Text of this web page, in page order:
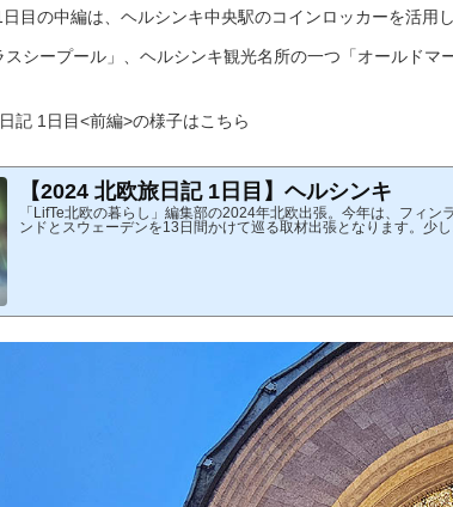
目の中編は、ヘルシンキ中央駅のコインロッカーを活用
シープール」、ヘルシンキ観光名所の一つ「オールドマ
記 1日目<前編>の様子はこちら
【2024 北欧旅日記 1日目】ヘルシンキ
「LifTe北欧の暮らし」編集部の2024年北欧出張。今年は、フィンラ
ンドとスウェーデンを13日間かけて巡る取材出張となります。少し